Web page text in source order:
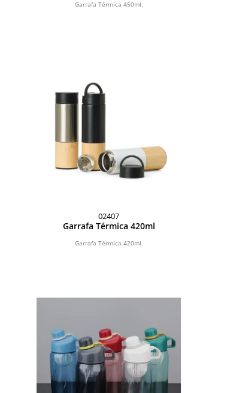
Garrafa Térmica 450ml.
02407
Garrafa Térmica 420ml
Garrafa Térmica 420ml.